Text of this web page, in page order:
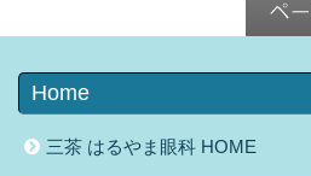
Home
三茶 はるやま眼科 HOME